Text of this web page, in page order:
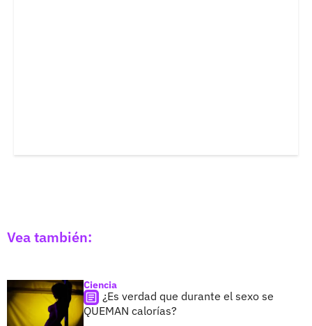
Vea también:
Ciencia
¿Es verdad que durante el sexo se
QUEMAN calorías?